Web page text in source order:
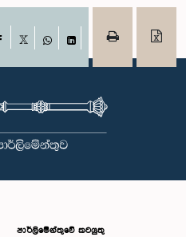
Facebook
WhatsAppLinkedIn
පාර්ලිමේන්තුවේ කටයුතු